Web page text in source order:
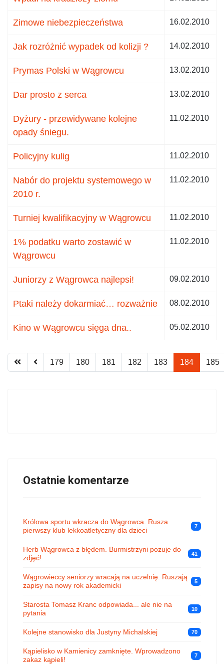
Zimowe niebezpieczeństwa 16.02.2010
Jak rozróżnić wypadek od kolizji ? 14.02.2010
Prymas Polski w Wągrowcu 13.02.2010
Dar prosto z serca 13.02.2010
Dyżury - przewidywane kolejne
opady śniegu.
11.02.2010
Policyjny kulig 11.02.2010
Nabór do projektu systemowego w
2010 r.
11.02.2010
Turniej kwalifikacyjny w Wągrowcu 11.02.2010
1% podatku warto zostawić w
Wągrowcu
11.02.2010
Juniorzy z Wągrowca najlepsi! 09.02.2010
Ptaki należy dokarmiać… rozważnie 08.02.2010
Kino w Wągrowcu sięga dna.. 05.02.2010
179 180 181 182 183 184 185
Ostatnie komentarze
Królowa sportu wkracza do Wągrowca. Rusza
pierwszy klub lekkoatletyczny dla dzieci
7
Herb Wągrowca z błędem. Burmistrzyni pozuje do
zdjęć!
41
Wągrowieccy seniorzy wracają na uczelnię. Ruszają
zapisy na nowy rok akademicki
5
Starosta Tomasz Kranc odpowiada... ale nie na
pytania
10
Kolejne stanowisko dla Justyny Michalskiej 70
Kąpielisko w Kamienicy zamknięte. Wprowadzono
zakaz kąpieli!
7